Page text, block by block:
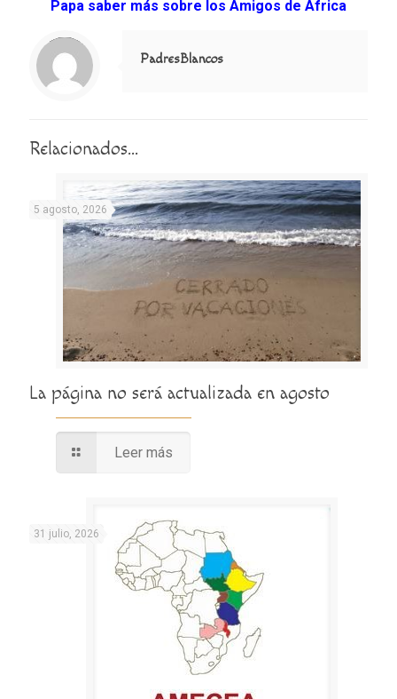
Papa saber más sobre los Amigos de África
Notice
: Trying to access array offset on value of type null in
/home/misioner/public_html/padresblancos/themes/betheme/includes/content-single.php
on line
286
PadresBlancos
Relacionados...
5 agosto, 2026
La página no será actualizada en agosto
Leer más
31 julio, 2026